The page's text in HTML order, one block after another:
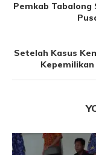
Pemkab Tabalong
Setelah Kasus